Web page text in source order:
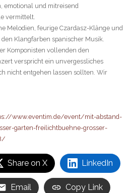
emotional und mitreisend
vermittelt.
Melodien, feurige Czardasz-Klänge und
Klangfarben spanischer Musik.
Komponisten vollenden den
verspricht ein unvergessliches
nicht entgehen lassen sollten. Wir
www.eventim.de/event/mit-abstand-
garten-freilichtbuehne-grosser-
Share on X LinkedIn
Email Copy Link